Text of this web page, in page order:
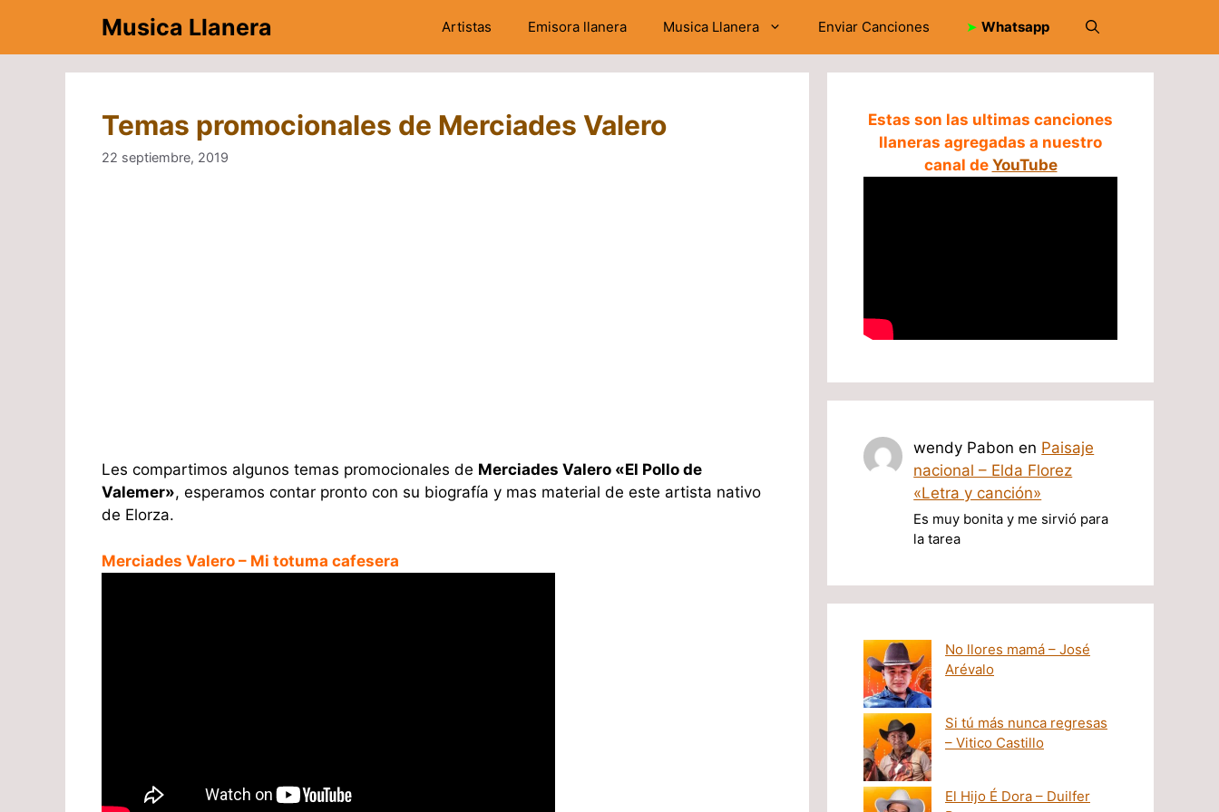
contenido
Musica Llanera Artistas Emisora llanera Musica Llanera Enviar Canciones ➤ Whatsapp
Temas promocionales de Merciades Valero
22 septiembre, 2019
Les compartimos algunos temas promocionales de Merciades Valero «El Pollo de
Valemer», esperamos contar pronto con su biografía y mas material de este artista nativo
de Elorza.
Merciades Valero – Mi totuma cafesera
Estas son las ultimas canciones
llaneras agregadas a nuestro
canal de YouTube
wendy Pabon en Paisaje
nacional – Elda Florez
«Letra y canción»
Es muy bonita y me sirvió para
la tarea
No llores mamá – José
Arévalo
Si tú más nunca regresas
– Vitico Castillo
El Hijo É Dora – Duilfer